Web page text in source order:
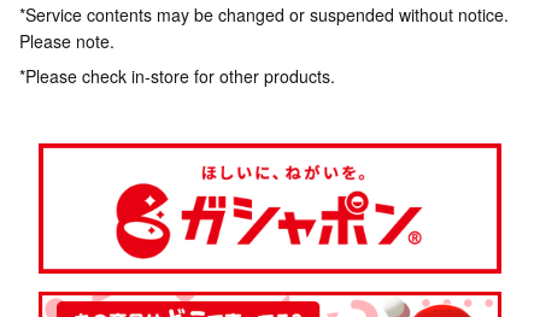
*Service contents may be changed or suspended without notice.
Please note.
*Please check in-store for other products.